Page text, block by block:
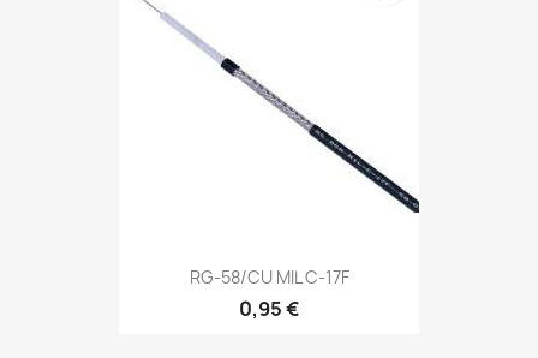
RG-58/CU MIL C-17F
0,95 €